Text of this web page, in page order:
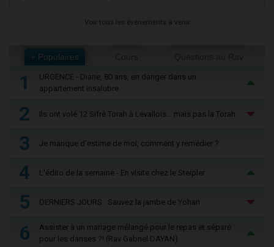
Voir tous les événements à venir
+ Populaires
1
URGENCE - Diane, 80 ans, en danger dans un
appartement insalubre
2 Ils ont volé 12 Sifré Torah à Levallois… mais pas la Torah
3 Je manque d'estime de moi, comment y remédier ?
4 L'édito de la semaine - En visite chez le Steipler
5 DERNIERS JOURS : Sauvez la jambe de Yohan
6
Assister à un mariage mélangé pour le repas et séparé
pour les danses ?! (Rav Gabriel DAYAN)